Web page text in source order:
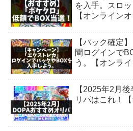
を入手。スロ
【オンラインオ
【パック確定
間ログインで
う。【オンライ
【2025年2月
リパはこれ！